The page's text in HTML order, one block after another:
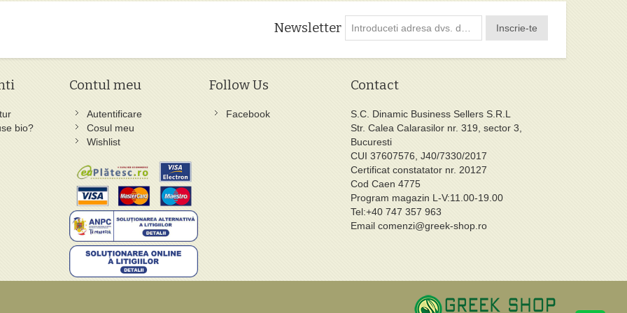
Newsletter Inscrie-te
bio?
Contul meu
Autentificare
Cosul meu
Wishlist
Follow Us
Facebook
Contact
S.C. Dinamic Business Sellers S.R.L
Str. Calea Calarasilor nr. 319, sector 3,
Bucuresti
CUI 37607576, J40/7330/2017
Certificat constatator nr. 20127
Cod Caen 4775
Program magazin L-V:11.00-19.00
Tel:+40 747 357 963
Email comenzi@greek-shop.ro